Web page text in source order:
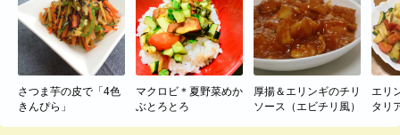
さつま芋の皮で「4色
きんぴら」
マクロビ＊夏野菜めか
ぶとろとろ
厚揚＆エリンギのチリ
ソース（エビチリ風）
エリ
タリ